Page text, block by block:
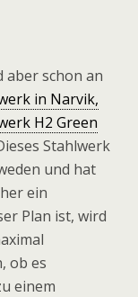
aber schon an
in Narvik,
H2 Green
Stahlwerk
und hat
ein
Plan ist, wird
ob es
einem